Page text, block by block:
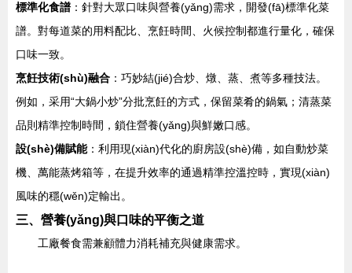
標準化食譜：針對大眾口味與營養(yǎng)需求，開發(fā)標準化菜
譜。對每道菜的用料配比、烹飪時間、火候控制都進行量化，確保
口味一致。
烹飪技術(shù)融合 ：巧妙結(jié)合炒、燉、蒸、煮等多種技法。
例如，采用“大鍋小炒”分批烹飪的方式，保留菜肴的鍋氣；清蒸菜
品則精準控制時間，鎖住營養(yǎng)與鮮嫩口感。
設(shè)備賦能：利用現(xiàn)代化的廚房設(shè)備，如自動炒菜
機、萬能蒸烤箱等，在提升效率的通過精準控溫控時，實現(xiàn)
風味的穩(wěn)定輸出。
三、營養(yǎng)與口味的平衡之道
工廠餐食需兼顧體力消耗補充與健康需求。